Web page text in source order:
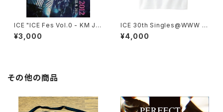
ICE "ICE Fes Vol.0 - KM JA
M 2012" DVD
¥3,000
ICE 30th Singles@WWW T
シャツ（白）
¥4,000
その他の商品